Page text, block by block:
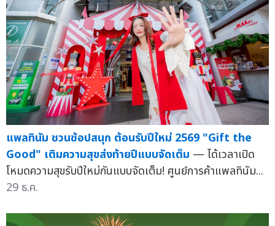
แพลทินัม ชวนช้อปสนุก ต้อนรับปีใหม่ 2569 "Gift the
Good" เติมความสุขส่งท้ายปีแบบจัดเต็ม — ได้เวลาเปิด
โหมดความสุขรับปีใหม่กันแบบจัดเต็ม! ศูนย์การค้าแพลทินัม...
29 ธ.ค.